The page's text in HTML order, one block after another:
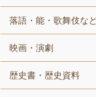
落語・能・歌舞伎な
映画・演劇
歴史書・歴史資料